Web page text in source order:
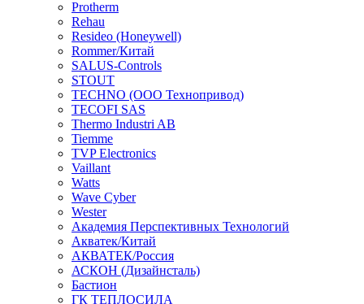
Protherm
Rehau
Resideo (Honeywell)
Rommer/Китай
SALUS-Controls
STOUT
TECHNO (ООО Технопривод)
TECOFI SAS
Thermo Industri AB
Tiemme
TVP Electronics
Vaillant
Watts
Wave Cyber
Wester
Академия Перспективных Технологий
Акватек/Китай
АКВАТЕК/Россия
АСКОН (Дизайнсталь)
Бастион
ГК ТЕПЛОСИЛА